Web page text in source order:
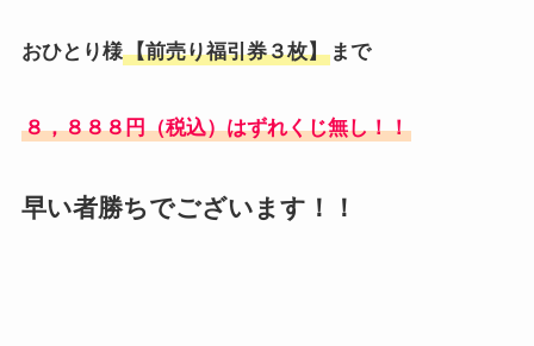
おひとり様【前売り福引券３枚】まで
８，８８８円（税込）はずれくじ無し！！
早い者勝ちでございます！！